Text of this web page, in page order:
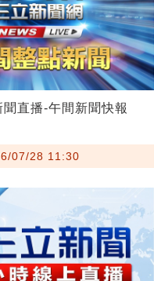
直播-午間新聞快報
07/28 11:30